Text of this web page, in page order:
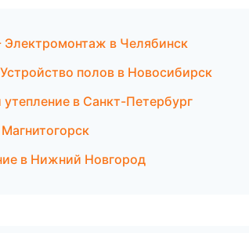
в Челябинск
полов в Новосибирск
в Санкт-Петербург
в Нижний Новгород